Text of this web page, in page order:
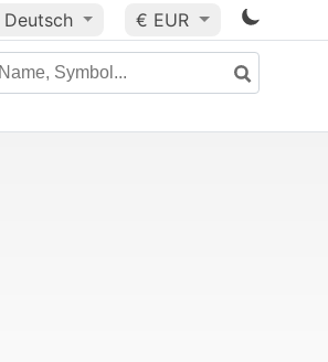
Deutsch € EUR